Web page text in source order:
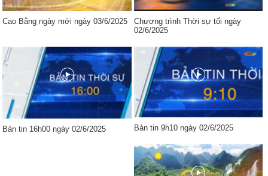
Cao Bằng ngày mới ngày 03/6/2025
Chương trình Thời sự tối ngày
02/6/2025
Bản tin 16h00 ngày 02/6/2025 Bản tin 9h10 ngày 02/6/2025